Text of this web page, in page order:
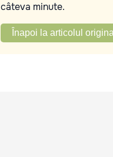
câteva minute.
Înapoi la articolul original